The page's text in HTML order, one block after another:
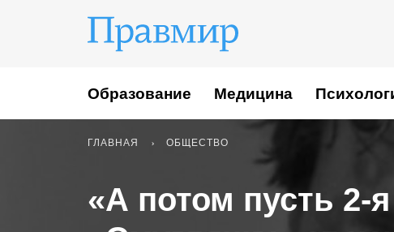
Образование Медицина
ГЛАВНАЯ ОБЩЕСТВО
«А потом пусть 2-